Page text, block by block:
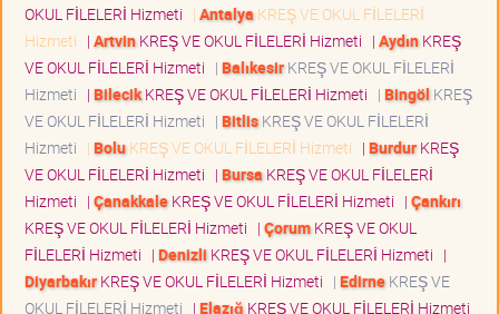
OKUL FİLELERİ Hizmeti | Antalya KREŞ VE OKUL FİLELERİ
Hizmeti | ArtvinKREŞ VE OKUL FİLELERİ Hizmeti | AydınKREŞ
VE OKUL FİLELERİ Hizmeti | BalıkesirKREŞ VE OKUL FİLELERİ
Hizmeti | BilecikKREŞ VE OKUL FİLELERİ Hizmeti | Bingöl KREŞ
VE OKUL FİLELERİ Hizmeti | BitlisKREŞ VE OKUL FİLELERİ
Hizmeti | BoluKREŞ VE OKUL FİLELERİ Hizmeti | BurdurKREŞ
VE OKUL FİLELERİ Hizmeti | Bursa KREŞ VE OKUL FİLELERİ
Hizmeti | ÇanakkaleKREŞ VE OKUL FİLELERİ Hizmeti | Çankırı
KREŞ VE OKUL FİLELERİ Hizmeti | ÇorumKREŞ VE OKUL
FİLELERİ Hizmeti | Denizli KREŞ VE OKUL FİLELERİ Hizmeti |
DiyarbakırKREŞ VE OKUL FİLELERİ Hizmeti | EdirneKREŞ VE
OKUL FİLELERİ Hizmeti | Elazığ KREŞ VE OKUL FİLELERİ Hizmeti